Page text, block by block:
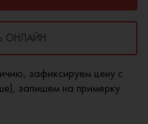
ОНЛАЙН
зафиксируем цену с
запишем на примерку.